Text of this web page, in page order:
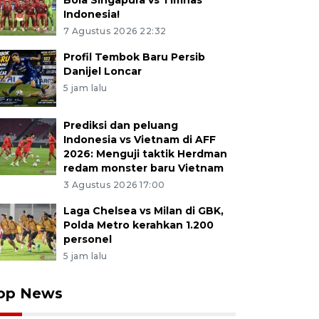
Indonesia!
7 Agustus 2026 22:32
Profil Tembok Baru Persib
Danijel Loncar
5 jam lalu
Prediksi dan peluang
Indonesia vs Vietnam di AFF
2026: Menguji taktik Herdman
redam monster baru Vietnam
3 Agustus 2026 17:00
Laga Chelsea vs Milan di GBK,
Polda Metro kerahkan 1.200
personel
5 jam lalu
News